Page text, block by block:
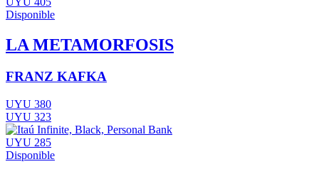
Disponible
LA METAMORFOSIS
FRANZ KAFKA
UYU 380
UYU 323
UYU 285
Disponible